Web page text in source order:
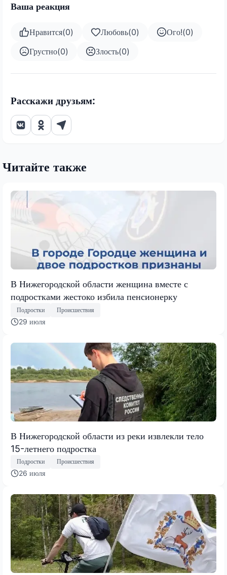
Ваша реакция
Нравится(0) Любовь(0) Ого!(0)
Грустно(0) Злость(0)
Расскажи друзьям:
Читайте также
В Нижегородской области женщина вместе с
подростками жестоко избила пенсионерку
Подростки Происшествия
29 июля
В Нижегородской области из реки извлекли тело
15-летнего подростка
Подростки Происшествия
26 июля